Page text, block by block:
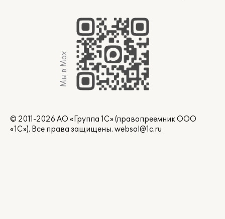
Мы в Max
© 2011-2026 АО «Группа 1С» (правопреемник ООО
«1С»). Все права защищены. websol@1c.ru